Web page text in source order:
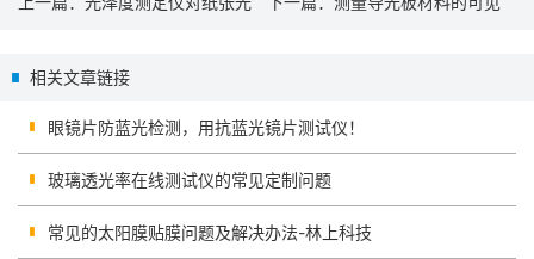
相关文章链接
眼镜片防蓝光检测，用抗蓝光镜片测试仪！
玻璃透光率在线测试仪的常见定制问题
常见的太阳膜贴膜问题及解决办法-林上科技